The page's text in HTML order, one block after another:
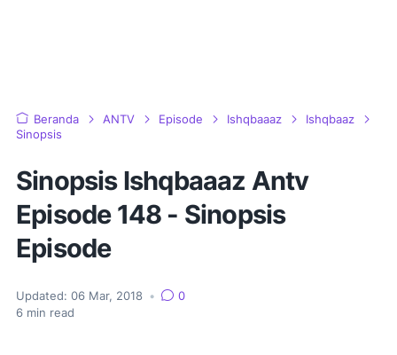
Beranda ANTV Episode Ishqbaaaz
Ishqbaaz
Sinopsis
Sinopsis Ishqbaaaz Antv
Episode 148 - Sinopsis
Episode
Updated: 06 Mar, 2018 •
0
6 min read